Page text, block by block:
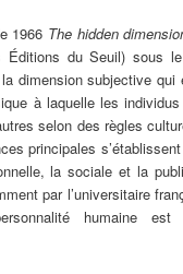
1966 The hidden
Éditions du Seuil) sous
dimension subjective qui
à laquelle les
selon des règles
principales
la sociale et la
par l’universitaire
humaine est